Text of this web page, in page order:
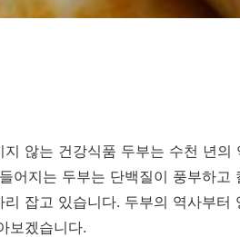
지 않는 건강식품 두부는 수천 년
어지는 두부는 단백질이 풍부하
잡고 있습니다. 두부의 역사부터
보겠습니다.